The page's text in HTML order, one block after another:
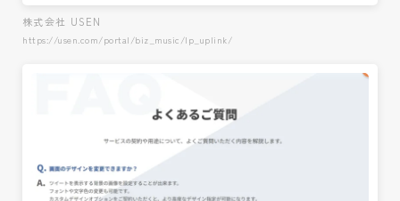
株式会社 USEN
https://usen.com/portal/biz_music/lp_uplink/